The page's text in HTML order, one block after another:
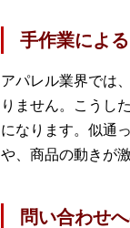
手作業によ
アパレル業界では
りません。こうし
になります。似通
や、商品の動きが
問い合わせ